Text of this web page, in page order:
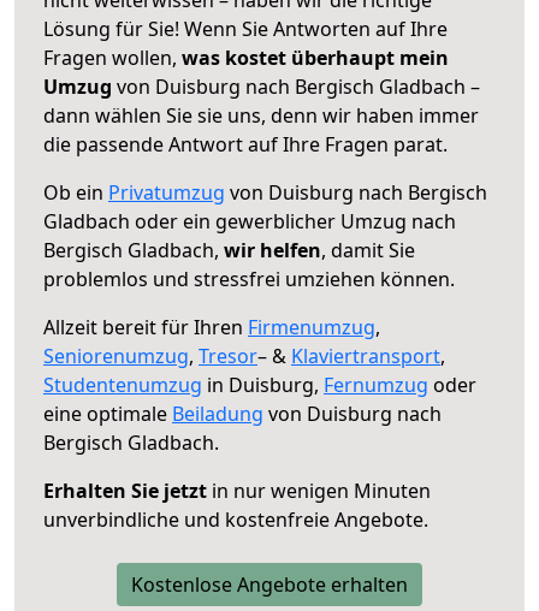
Lösung für Sie! Wenn Sie Antworten auf Ihre
Fragen wollen, was kostet überhaupt mein
Umzug von Duisburg nach Bergisch Gladbach –
dann wählen Sie sie uns, denn wir haben immer
die passende Antwort auf Ihre Fragen parat.
Ob ein Privatumzug von Duisburg nach Bergisch
Gladbach oder ein gewerblicher Umzug nach
Bergisch Gladbach, wir helfen, damit Sie
problemlos und stressfrei umziehen können.
Allzeit bereit für Ihren Firmenumzug,
Seniorenumzug, Tresor– & Klaviertransport,
Studentenumzug in Duisburg, Fernumzug oder
eine optimale Beiladung von Duisburg nach
Bergisch Gladbach.
Erhalten Sie jetzt in nur wenigen Minuten
unverbindliche und kostenfreie Angebote.
Kostenlose Angebote erhalten